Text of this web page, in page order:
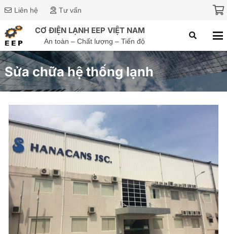
Liên hệ Tư vấn
CƠ ĐIỆN LẠNH EEP VIỆT NAM
An toàn – Chất lượng – Tiến độ
Sửa chữa hệ thống lạnh